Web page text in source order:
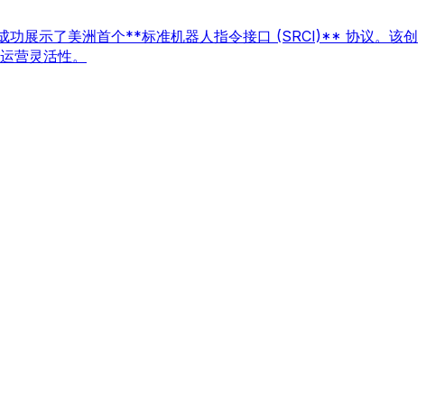
功展示了美洲首个**标准机器人指令接口 (SRCI)** 协议。该创
营灵活性。